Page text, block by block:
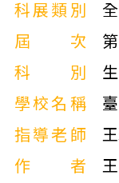
科展類別
屆次
科別
學校名稱
指導老師
作者